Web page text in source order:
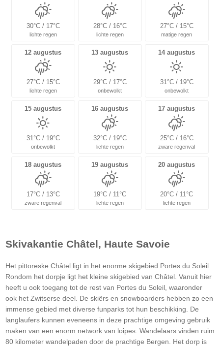
30°C / 17°C
lichte regen
28°C / 16°C
lichte regen
27°C / 15°C
matige regen
12 augustus
27°C / 15°C
lichte regen
13 augustus
29°C / 17°C
onbewolkt
14 augustus
31°C / 19°C
onbewolkt
15 augustus
31°C / 19°C
onbewolkt
16 augustus
32°C / 19°C
lichte regen
17 augustus
25°C / 16°C
zware regenval
18 augustus
17°C / 13°C
zware regenval
19 augustus
19°C / 11°C
lichte regen
20 augustus
20°C / 11°C
lichte regen
Skivakantie Châtel, Haute Savoie
Het pittoreske Châtel ligt in het enorme skigebied Portes du Soleil.
Rondom het dorpje ligt het kleine skigebied van Châtel. Vanuit hier
heeft u ook toegang tot de rest van Portes du Soleil, waaronder
ook het Zwitserse deel. De skiërs en snowboarders hebben zo een
immense gebied met diverse funparks tot hun beschikking. De
langlaufers kunnen eveneens in deze prachtige omgeving gebruik
maken van een enorm network van loipes. Wandelaars vinden ruim
80 kilometer wandelpaden door de prachtige Bergen. Het dorp is